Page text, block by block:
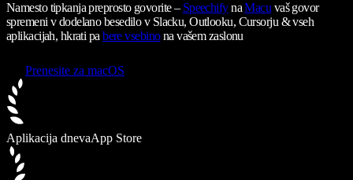
Namesto tipkanja preprosto govorite – SpeechifynaMacu vaš govor
spremeni v dodelano besedilo v Slacku, Outlooku, Cursorju & vseh
aplikacijah, hkrati pabere vsebinona vašem zaslonu
Prenesite za macOS
Aplikacija dnevaApp Store